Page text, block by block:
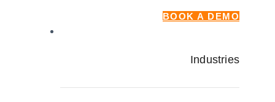
BOOK A DEMO
Industries